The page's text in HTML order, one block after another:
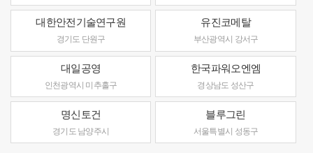
대한안전기술연구원
경기도 단원구
유진코메탈
부산광역시 강서구
대일공영
인천광역시 미추홀구
한국파워오엔엠
경상남도 성산구
명신토건
경기도 남양주시
블루그린
서울특별시 성동구